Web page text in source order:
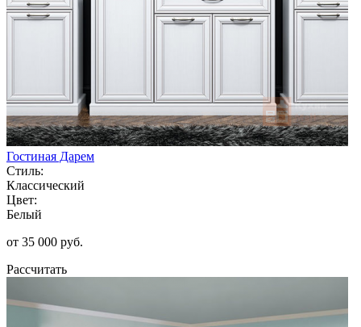
Гостиная Дарем
Стиль:
Классический
Цвет:
Белый
от 35 000 руб.
Рассчитать